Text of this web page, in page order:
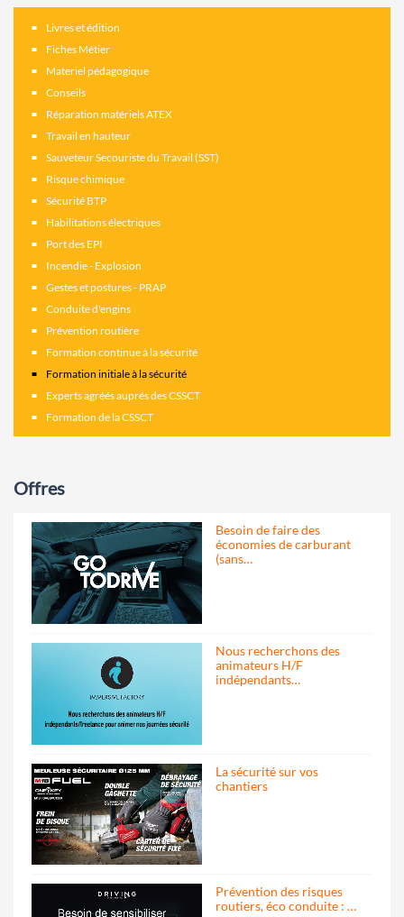
Livres et édition
Fiches Métier
Materiel pédagogique
Conseils
Réparation matériels ATEX
Travail en hauteur
Sauveteur Secouriste du Travail (SST)
Risque chimique
Sécurité BTP
Habilitations électriques
Port des EPI
Incendie - Explosion
Gestes et postures - PRAP
Conduite d'engins
Prévention routière
Formation continue à la sécurité
Formation initiale à la sécurité
Experts agréés auprés des CSSCT
Formation de la CSSCT
Offres
Besoin de faire des
économies de carburant
(sans…
Nous recherchons des
animateurs H/F
indépendants…
La sécurité sur vos
chantiers
Prévention des risques
routiers, éco conduite : …